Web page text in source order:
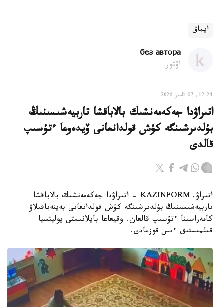
ايماق
без автора
اۆتور
12:24, 07 تامىز 2026
اتىراۋدا جەكەمەنشىك بالاباقشا تاربيەشىسىنىڭ
بۇلدىرشىنگە كۇش قولدانعانى ۆيدەوعا ءتۇسىپ
قالدى
اتىراۋ. KAZINFORM - اتىراۋدا جەكەمەنشىك بالاباقشا
تاربيەشىسىنىڭ بۇلدىرشىنگە كۇش قولدانعانى بەينەباقىلاۋ
كامەراسىنا ءتۇسىپ قالعان. وقيعاعا بايلانىستى پوليتسيا
قىلمىستىق ءىس قوزعادى.